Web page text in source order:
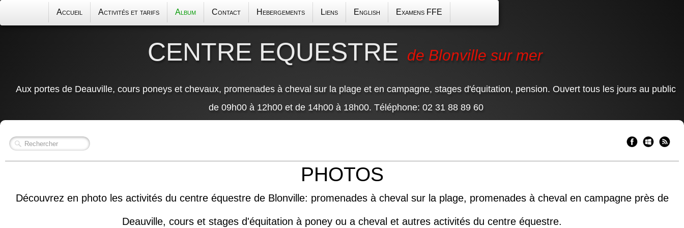
Accueil Activités et tarifs Album Contact Hebergements Liens English Examens FFE
CENTRE EQUESTRE de Blonville sur mer
Aux portes de Deauville, cours poneys et chevaux, promenades à cheval sur la plage et en campagne, stages d'équitation, pension. Ouvert tous les jours au public
de 09h00 à 12h00 et de 14h00 à 18h00. Téléphone: 02 31 88 89 60
PHOTOS
Découvrez en photo les activités du centre équestre de Blonville: promenades à cheval sur la plage, promenades à cheval en campagne près de
Deauville, cours et stages d'équitation à poney ou a cheval et autres activités du centre équestre.